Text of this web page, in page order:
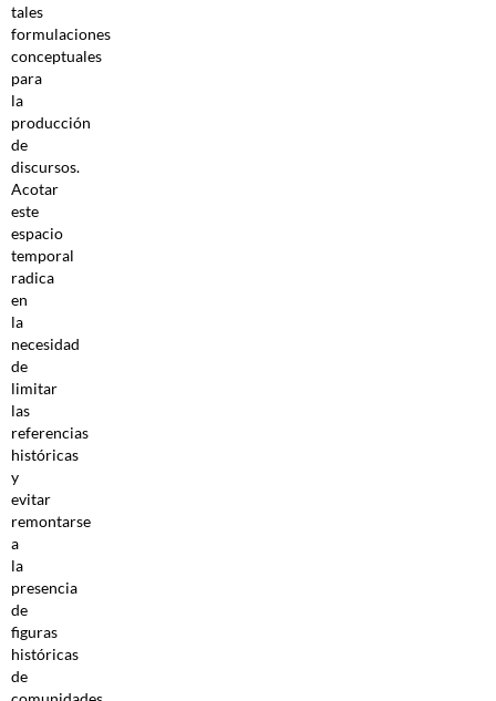
tales
formulaciones
conceptuales
para
la
producción
de
discursos.
Acotar
este
espacio
temporal
radica
en
la
necesidad
de
limitar
las
referencias
históricas
y
evitar
remontarse
a
la
presencia
de
figuras
históricas
de